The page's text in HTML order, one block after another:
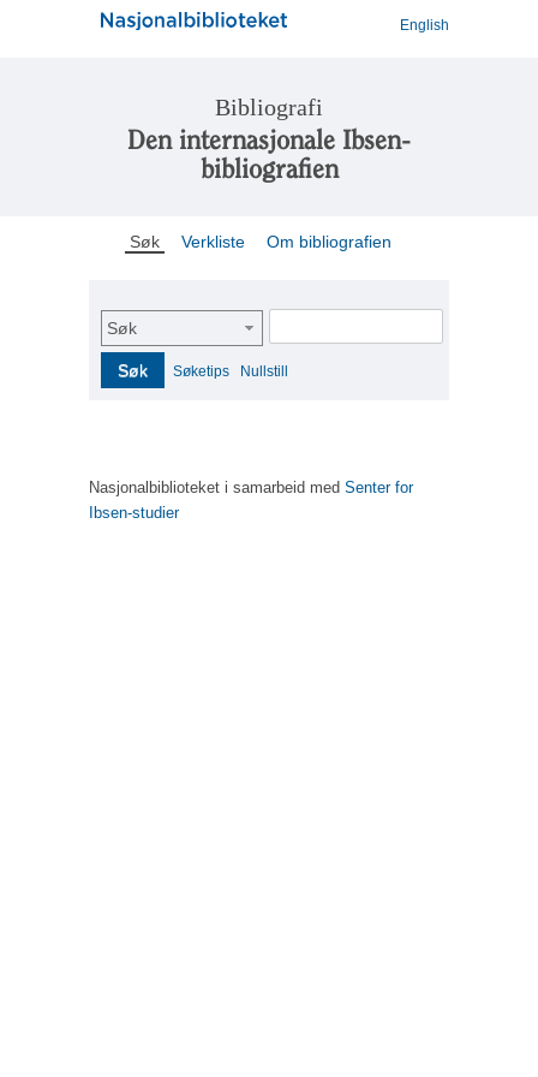
English
Bibliografi
Den internasjonale Ibsen-
bibliografien
Søk Verkliste Om bibliografien
Søk
Søk Søketips Nullstill
Nasjonalbiblioteket i samarbeid med Senter for
Ibsen-studier